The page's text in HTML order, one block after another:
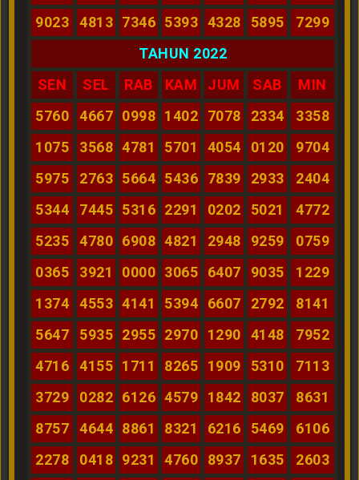
9023
4813 7346 5393 4328 5895
7299
TAHUN 2022
SEN
SEL RAB KAM JUM SAB
MIN
5760
4667 0998 1402 7078 2334
3358
1075
3568 4781 5701 4054 0120
9704
5975
2763 5664 5436 7839 2933
2404
5344
7445 5316 2291 0202 5021
4772
5235
4780 6908 4821 2948 9259
0759
0365
3921 0000 3065 6407 9035
1229
1374
4553 4141 5394 6607 2792
8141
5647
5935 2955 2970 1290 4148
7952
4716
4155 1711 8265 1909 5310
7113
3729
0282 6126 4579 1842 8037
8631
8757
4644 8861 8321 6216 5469
6106
2278
0418 9231 4760 8937 1635 2603